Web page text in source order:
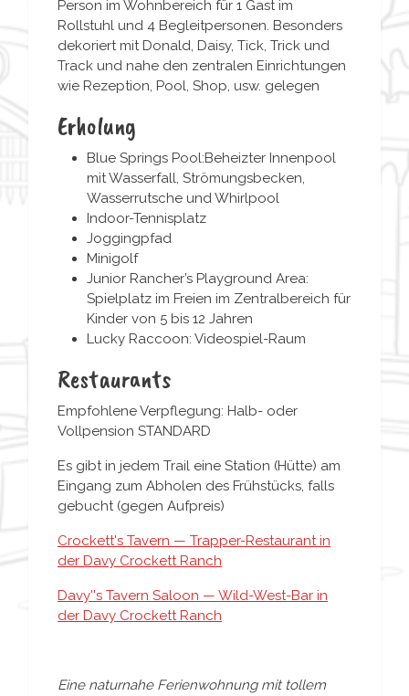
Person im Wohnbereich für 1 Gast im
Rollstuhl und 4 Begleitpersonen. Besonders
dekoriert mit Donald, Daisy, Tick, Trick und
Track und nahe den zentralen Einrichtungen
wie Rezeption, Pool, Shop, usw. gelegen
Erholung
Blue Springs Pool:Beheizter Innenpool
mit Wasserfall, Strömungsbecken,
Wasserrutsche und Whirlpool
Indoor-Tennisplatz
Joggingpfad
Minigolf
Junior Rancher’s Playground Area:
Spielplatz im Freien im Zentralbereich für
Kinder von 5 bis 12 Jahren
Lucky Raccoon: Videospiel-Raum
Restaurants
Empfohlene Verpflegung: Halb- oder
Vollpension STANDARD
Es gibt in jedem Trail eine Station (Hütte) am
Eingang zum Abholen des Frühstücks, falls
gebucht (gegen Aufpreis)
Crockett's Tavern — Trapper-Restaurant in
der Davy Crockett Ranch
Davy''s Tavern Saloon — Wild-West-Bar in
der Davy Crockett Ranch
Eine naturnahe Ferienwohnung mit tollem